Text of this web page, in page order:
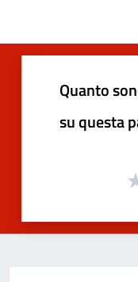
Quanto
su questa